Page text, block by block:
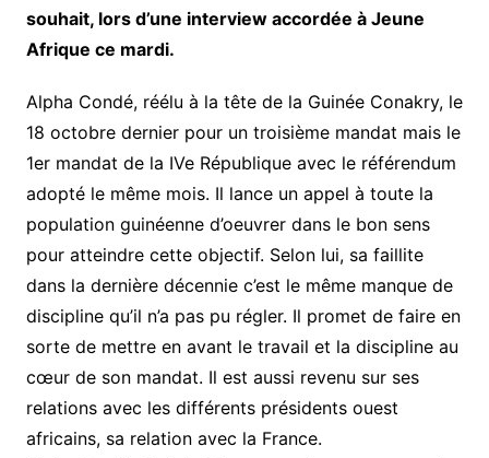
souhait, lors d’une interview accordée à Jeune
Afrique ce mardi.
Alpha Condé, réélu à la tête de la Guinée Conakry, le
18 octobre dernier pour un troisième mandat mais le
1er mandat de la IVe République avec le référendum
adopté le même mois. Il lance un appel à toute la
population guinéenne d’oeuvrer dans le bon sens
pour atteindre cette objectif. Selon lui, sa faillite
dans la dernière décennie c’est le même manque de
discipline qu’il n’a pas pu régler. Il promet de faire en
sorte de mettre en avant le travail et la discipline au
cœur de son mandat. Il est aussi revenu sur ses
relations avec les différents présidents ouest
africains, sa relation avec la France.